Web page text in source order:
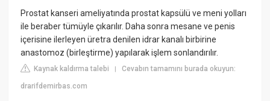
Prostat kanseri ameliyatında prostat kapsülü ve meni yolları
ile beraber tümüyle çıkarılır. Daha sonra mesane ve penis
içerisine ilerleyen üretra denilen idrar kanalı birbirine
anastomoz (birleştirme) yapılarak işlem sonlandırılır.
Kaynak kaldırma talebi |Cevabın tamamını burada okuyun:
drarifdemirbas.com